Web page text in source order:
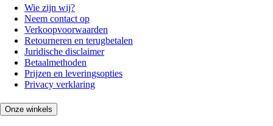
Wie zijn wij?
Neem contact op
Verkoopvoorwaarden
Retourneren en terugbetalen
Juridische disclaimer
Betaalmethoden
Prijzen en leveringsopties
Privacy verklaring
Onze winkels